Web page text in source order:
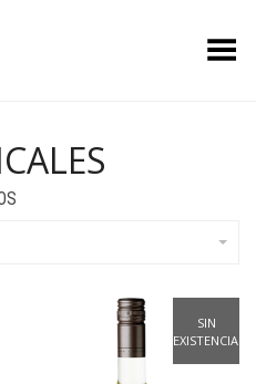
Menú
SIN
EXISTENCIAS